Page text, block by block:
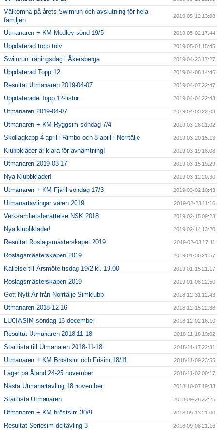
Välkomna på årets Swimrun och avslutning för hela
familjen
2019-05-12 13:08
Utmanaren + KM Medley sönd 19/5 2019-05-02 17:44
Uppdaterad topp tolv 2019-05-01 15:45
Swimrun träningsdag i Åkersberga 2019-04-23 17:27
Uppdaterad Topp 12 2019-04-08 14:46
Resultat Utmanaren 2019-04-07 2019-04-07 22:47
Uppdaterade Topp 12-listor 2019-04-04 22:43
Utmanaren 2019-04-07 2019-04-03 22:03
Utmanaren + KM Ryggsim söndag 7/4 2019-03-26 21:02
Skollagkapp 4 april i Rimbo och 8 april i Norrtälje 2019-03-20 15:13
Klubbkläder är klara för avhämtning! 2019-03-19 18:08
Utmanaren 2019-03-17 2019-03-15 19:29
Nya Klubbkläder! 2019-03-12 20:30
Utmanaren + KM Fjäril söndag 17/3 2019-03-02 10:43
Utmanartävlingar våren 2019 2019-02-23 11:16
Verksamhetsberättelse NSK 2018 2019-02-15 09:23
Nya klubbkläder! 2019-02-14 13:20
Resultat Roslagsmästerskapet 2019 2019-02-03 17:11
Roslagsmästerskapen 2019 2019-01-30 21:57
Kallelse till Årsmöte tisdag 19/2 kl. 19.00 2019-01-15 21:17
Roslagsmästerskapen 2019 2019-01-08 22:50
Gott Nytt År från Norrtälje Simklubb 2018-12-31 12:43
Utmanaren 2018-12-16 2018-12-15 22:38
LUCIASIM söndag 16 december 2018-12-02 16:10
Resultat Utmanaren 2018-11-18 2018-11-18 19:02
Startlista till Utmanaren 2018-11-18 2018-11-17 22:31
Utmanaren + KM Bröstsim och Frisim 18/11 2018-11-09 23:55
Läger på Åland 24-25 november 2018-11-02 00:17
Nästa Utmanartävling 18 november 2018-10-07 19:33
Startlista Utmanaren 2018-09-28 22:25
Utmanaren + KM bröstsim 30/9 2018-09-13 21:00
Resultat Seriesim deltävling 3 2018-09-08 21:16